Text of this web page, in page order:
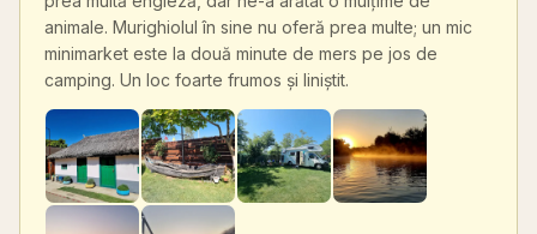
animale. Murighiolul în sine nu oferă prea multe; un mic
minimarket este la două minute de mers pe jos de
camping. Un loc foarte frumos și liniștit.